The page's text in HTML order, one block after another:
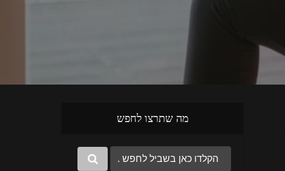
מה שתרצו לחפש